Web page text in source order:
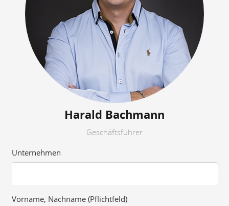
Harald Bachmann
Geschäftsführer
Unternehmen
Vorname, Nachname (Pflichtfeld)